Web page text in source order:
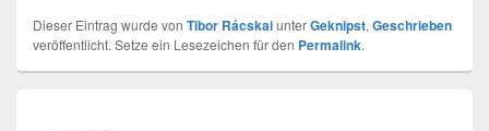
Dieser Eintrag wurde von Tibor RácskaiunterGeknipst, Geschrieben
veröffentlicht. Setze ein Lesezeichen für den Permalink.